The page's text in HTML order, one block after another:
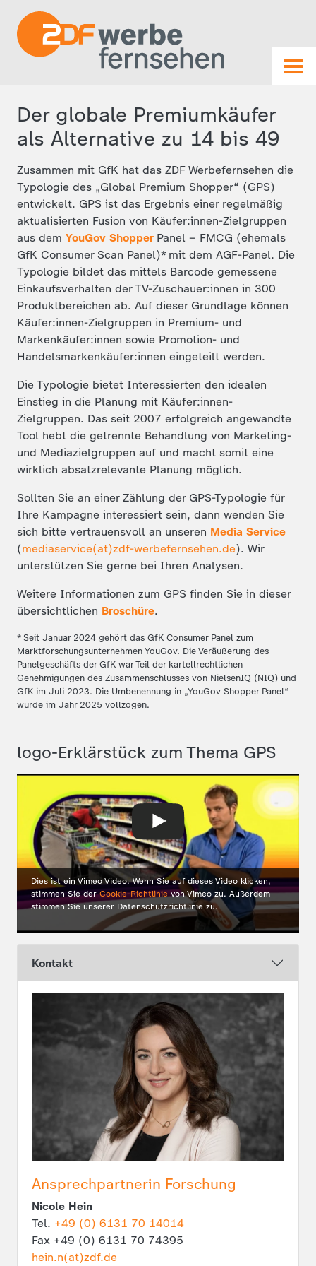
Der globale Premiumkäufer
als Alternative zu 14 bis 49
Zusammen mit GfK hat das ZDF Werbefernsehen die
Typologie des „Global Premium Shopper“ (GPS)
entwickelt. GPS ist das Ergebnis einer regelmäßig
aktualisierten Fusion von Käufer:innen-Zielgruppen
aus dem YouGov Shopper Panel – FMCG (ehemals
GfK Consumer Scan Panel)* mit dem AGF-Panel. Die
Typologie bildet das mittels Barcode gemessene
Einkaufsverhalten der TV-Zuschauer:innen in 300
Produktbereichen ab. Auf dieser Grundlage können
Käufer:innen-Zielgruppen in Premium- und
Markenkäufer:innen sowie Promotion- und
Handelsmarkenkäufer:innen eingeteilt werden.
Die Typologie bietet Interessierten den idealen
Einstieg in die Planung mit Käufer:innen-
Zielgruppen. Das seit 2007 erfolgreich angewandte
Tool hebt die getrennte Behandlung von Marketing-
und Mediazielgruppen auf und macht somit eine
wirklich absatzrelevante Planung möglich.
Sollten Sie an einer Zählung der GPS-Typologie für
Ihre Kampagne interessiert sein, dann wenden Sie
sich bitte vertrauensvoll an unseren Media Service
(mediaservice(at)zdf-werbefernsehen.de). Wir
unterstützen Sie gerne bei Ihren Analysen.
Weitere Informationen zum GPS finden Sie in dieser
übersichtlichen Broschüre.
* Seit Januar 2024 gehört das GfK Consumer Panel zum
Marktforschungsunternehmen YouGov. Die Veräußerung des
Panelgeschäfts der GfK war Teil der kartellrechtlichen
Genehmigungen des Zusammenschlusses von NielsenIQ (NIQ) und
GfK im Juli 2023. Die Umbenennung in „YouGov Shopper Panel“
wurde im Jahr 2025 vollzogen.
logo-Erklärstück zum Thema GPS
Dies ist ein Vimeo Video. Wenn Sie auf dieses Video klicken,
stimmen Sie derCookie-Richtlinie von Vimeo zu. Außerdem
stimmen Sie unserer Datenschutzrichtlinie zu.
Kontakt
Ansprechpartnerin Forschung
Nicole Hein
Tel. +49 (0) 6131 70 14014
Fax +49 (0) 6131 70 74395
hein.n(at)zdf.de